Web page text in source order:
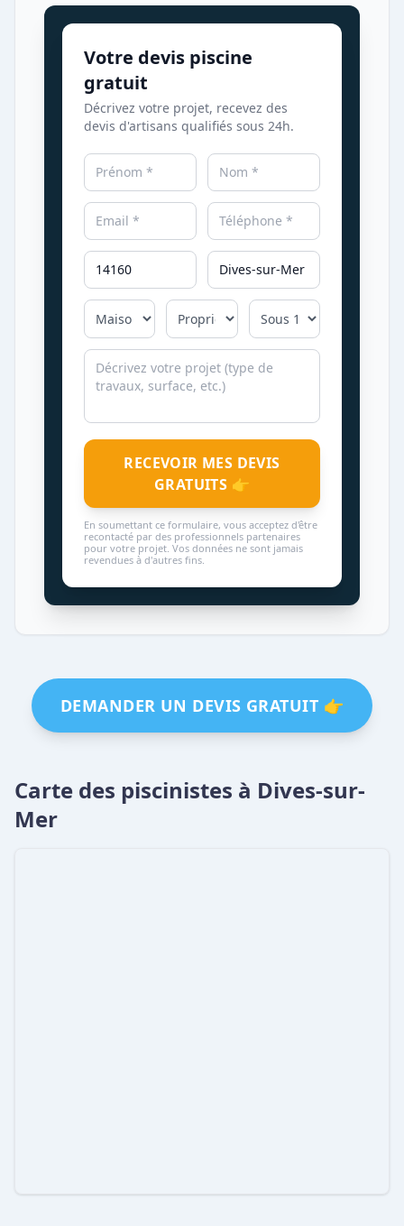
Votre devis piscine
gratuit
Décrivez votre projet, recevez des
devis d'artisans qualifiés sous 24h.
RECEVOIR MES DEVIS
GRATUITS 👉
En soumettant ce formulaire, vous acceptez d'être
recontacté par des professionnels partenaires
pour votre projet. Vos données ne sont jamais
revendues à d'autres fins.
DEMANDER UN DEVIS GRATUIT 👉
Carte des piscinistes à Dives-sur-
Mer